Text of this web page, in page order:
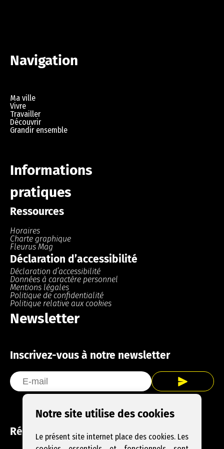
Navigation
Ma ville
Vivre
Travailler
Découvrir
Grandir ensemble
Informations
pratiques
Ressources
Horaires
Charte graphique
Fleurus Mag
Déclaration d’accessibilité
Déclaration d’accessibilité
Données à caractère personnel
Mentions légales
Politique de confidentialité
Politique relative aux cookies
Newsletter
Inscrivez-vous à notre newsletter
Réseaux sociaux
Notre site utilise des cookies
Le présent site internet place des cookies. Les